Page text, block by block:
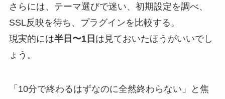
さらには、テーマ選びで迷い、初期設定を調べ、
SSL反映を待ち、プラグインを比較する。
現実的には半日〜1日 は見ておいたほうがいいでし
ょう。
「10分で終わるはずなのに全然終わらない」と焦